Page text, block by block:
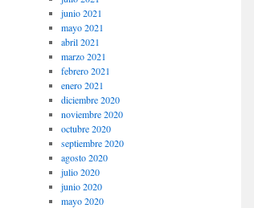
junio 2021
mayo 2021
abril 2021
marzo 2021
febrero 2021
enero 2021
diciembre 2020
noviembre 2020
octubre 2020
septiembre 2020
agosto 2020
julio 2020
junio 2020
mayo 2020